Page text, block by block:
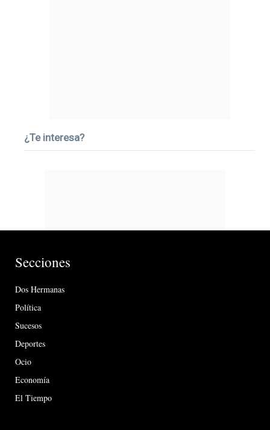
¿Te interesa?
Secciones
Dos Hermanas
Política
Sucesos
Deportes
Ocio
Economía
El Tiempo